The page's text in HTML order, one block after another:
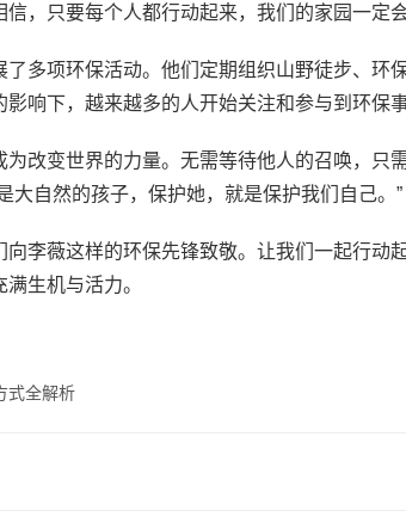
，只要每个人都行动起来，我们的家园一定
多项环保活动。他们定期组织山野徒步、环
响下，越来越多的人开始关注和参与到环保事
改变世界的力量。无需等待他人的召唤，只
大自然的孩子，保护她，就是保护我们自己。”
李薇这样的环保先锋致敬。让我们一起行动
生机与活力。
式全解析